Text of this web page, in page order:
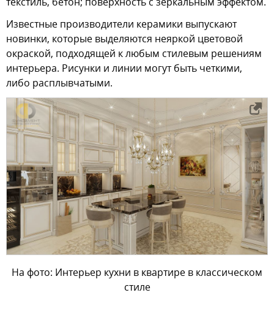
Известные производители керамики выпускают
новинки, которые выделяются неяркой цветовой
окраской, подходящей к любым стилевым решениям
интерьера. Рисунки и линии могут быть четкими,
либо расплывчатыми.
На фото: Интерьер кухни в квартире в классическом
стиле